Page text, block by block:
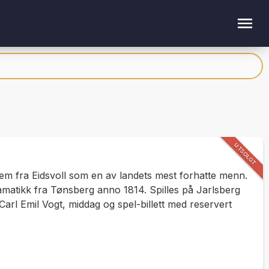
fra Eidsvoll som en av landets mest forhatte menn.
fra Tønsberg anno 1814. Spilles på Jarlsberg
Emil Vogt, middag og spel-billett med reservert
UTSOLGT